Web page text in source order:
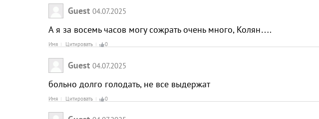
Guest 04.07.2025
А я за восемь часов могу сожрать очень много, Колян….
Имя Цитировать 0
Guest 04.07.2025
больно долго голодать, не все выдержат
Имя Цитировать 0